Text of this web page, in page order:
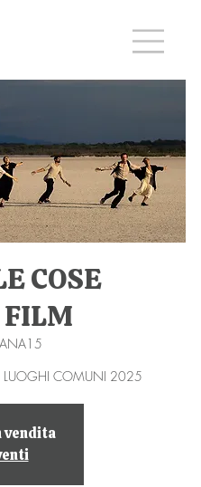
COSE
FILM
LUOGHI COMUNI 2025
vendita